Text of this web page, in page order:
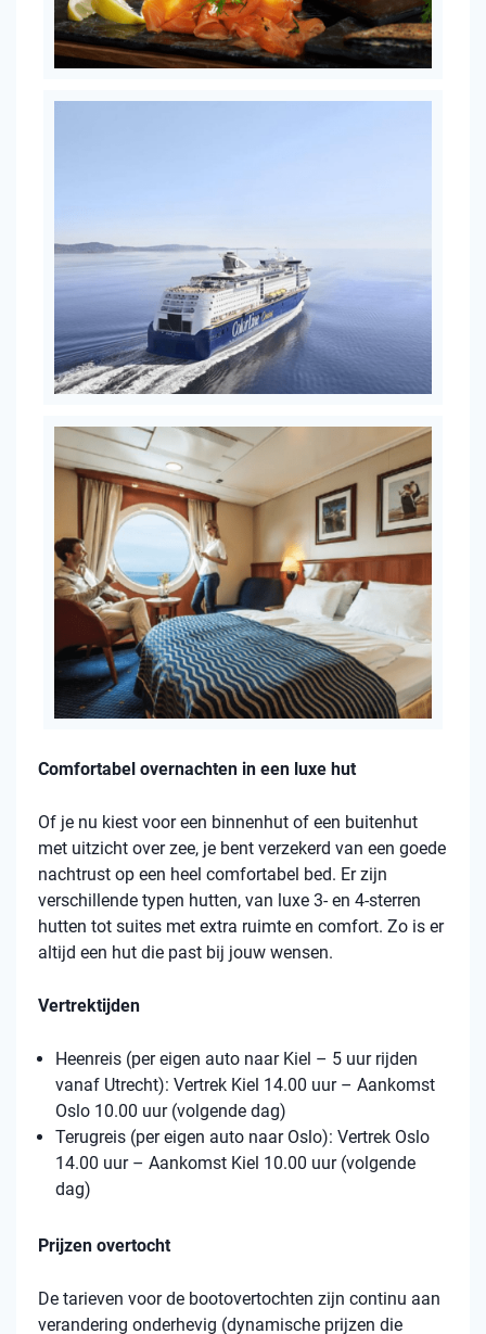
Comfortabel overnachten in een luxe hut
Of je nu kiest voor een binnenhut of een buitenhut
met uitzicht over zee, je bent verzekerd van een goede
nachtrust op een heel comfortabel bed. Er zijn
verschillende typen hutten, van luxe 3- en 4-sterren
hutten tot suites met extra ruimte en comfort. Zo is er
altijd een hut die past bij jouw wensen.
Vertrektijden
Heenreis (per eigen auto naar Kiel – 5 uur rijden
vanaf Utrecht): Vertrek Kiel 14.00 uur – Aankomst
Oslo 10.00 uur (volgende dag)
Terugreis (per eigen auto naar Oslo): Vertrek Oslo
14.00 uur – Aankomst Kiel 10.00 uur (volgende
dag)
Prijzen overtocht
De tarieven voor de bootovertochten zijn continu aan
verandering onderhevig (dynamische prijzen die